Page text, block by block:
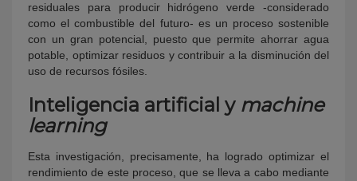
residuales para producir hidrógeno verde -considerado
como el combustible del futuro- es un proceso sostenible
con un gran potencial, puesto que permite ahorrar agua
potable, optimizar residuos y contribuir a la disminución del
uso de recursos fósiles.
Inteligencia artificial y machine
learning
Esta investigación, precisamente, ha logrado optimizar el
rendimiento de este proceso, que se lleva a cabo mediante